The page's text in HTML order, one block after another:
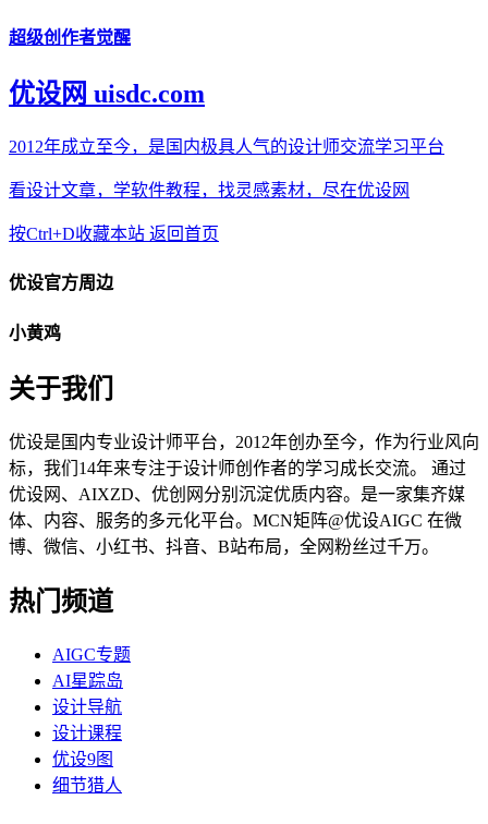
超级创作者觉醒
优设网 uisdc.com
2012年成立至今，是国内极具人气的设计师交流学习平台
看设计文章，学软件教程，找灵感素材，尽在优设网
按Ctrl+D收藏本站 返回首页
优设官方周边
小黄鸡
关于我们
优设是国内专业设计师平台，2012年创办至今，作为行业风向
标，我们14年来专注于设计师创作者的学习成长交流。 通过
优设网、AIXZD、优创网分别沉淀优质内容。是一家集齐媒
体、内容、服务的多元化平台。MCN矩阵@优设AIGC 在微
博、微信、小红书、抖音、B站布局，全网粉丝过千万。
热门频道
AIGC专题
AI星踪岛
设计导航
设计课程
优设9图
细节猎人